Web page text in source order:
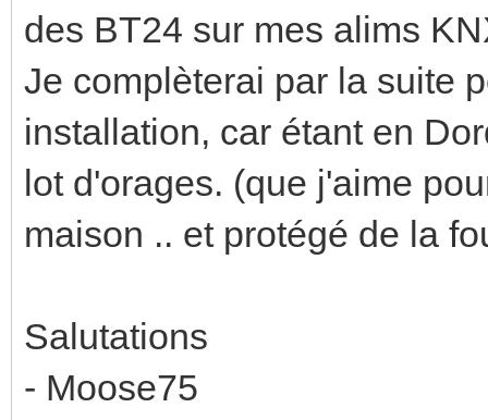
des BT24 sur mes alims
Je complèterai par la suite
installation, car étant en
lot d'orages. (que j'aime
maison .. et protégé de la
Salutations
- Moose75